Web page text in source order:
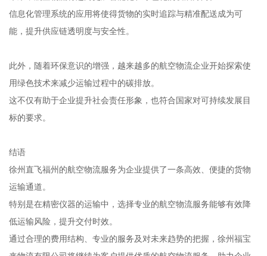
信息化管理系统的应用将使得货物的实时追踪与精准配送成为可
能，提升供应链透明度与安全性。
此外，随着环保意识的增强，越来越多的航空物流企业开始探索使
用绿色技术来减少运输过程中的碳排放。
这不仅有助于企业提升社会责任形象，也符合国家对可持续发展目
标的要求。
结语
徐州直飞福州的航空物流服务为企业提供了一条高效、便捷的货物
运输通道。
特别是在精密仪器的运输中，选择专业的航空物流服务能够有效降
低运输风险，提升交付时效。
通过合理的费用结构、专业的服务及对未来趋势的把握，徐州福宝